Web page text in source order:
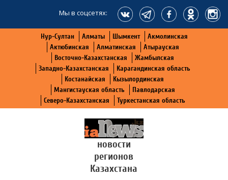
Мы в соцсетях:
Нур-Султан Алматы Шымкент
Акмолинская
Актюбинская
Алматинская
Атырауская
Восточно-Казахстанская
Жамбылская
Западно-Казахстанская
Карагандинская область
Костанайская
Кызылординская
Мангистауская область
Павлодарская
Северо-Казахстанская
Туркестанская область
новости
регионов
Казахстана